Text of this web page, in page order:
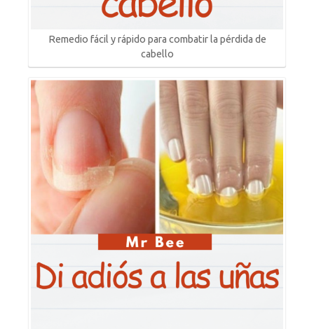
Remedio fácil y rápido para combatir la pérdida de
cabello